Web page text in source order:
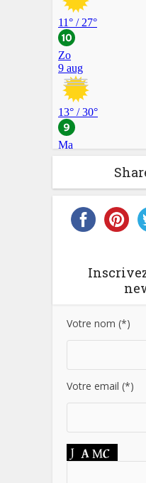
Votre nom (*)
Votre email (*)